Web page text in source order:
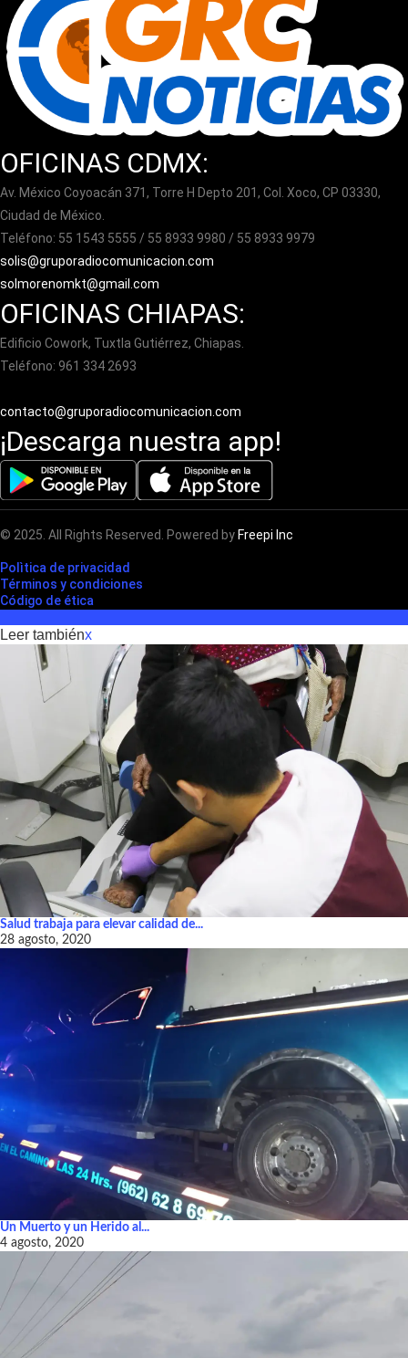
OFICINAS CDMX:
Av. México Coyoacán 371, Torre H Depto 201, Col. Xoco, CP 03330,
Ciudad de México.
Teléfono: 55 1543 5555 / 55 8933 9980 / 55 8933 9979
solis@gruporadiocomunicacion.com
solmorenomkt@gmail.com
OFICINAS CHIAPAS:
Edificio Cowork, Tuxtla Gutiérrez, Chiapas.
Teléfono: 961 334 2693
contacto@gruporadiocomunicacion.com
¡Descarga nuestra app!
© 2025. All Rights Reserved. Powered by Freepi Inc
Polìtica de privacidad
Términos y condiciones
Código de ética
Leer tambiénx
Salud trabaja para elevar calidad de...
28 agosto, 2020
Un Muerto y un Herido al...
4 agosto, 2020